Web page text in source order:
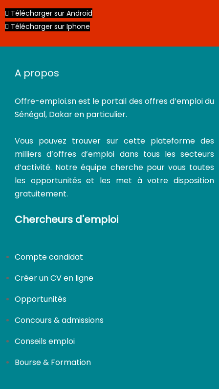
CDI
Télécharger sur Android
Télécharger sur Iphone
A propos
Offre-emploi.snest le portail des offres d’emploi du
Sénégal, Dakar en particulier.
Vous pouvez trouver sur cette plateforme des
milliers d’offres d’emploi dans tous les secteurs
d’activité. Notre équipe cherche pour vous toutes
les opportunités et les met à votre disposition
gratuitement.
Chercheurs d'emploi
Compte candidat
Créer un CV en ligne
Opportunités
Concours & admissions
Conseils emploi
Bourse & Formation